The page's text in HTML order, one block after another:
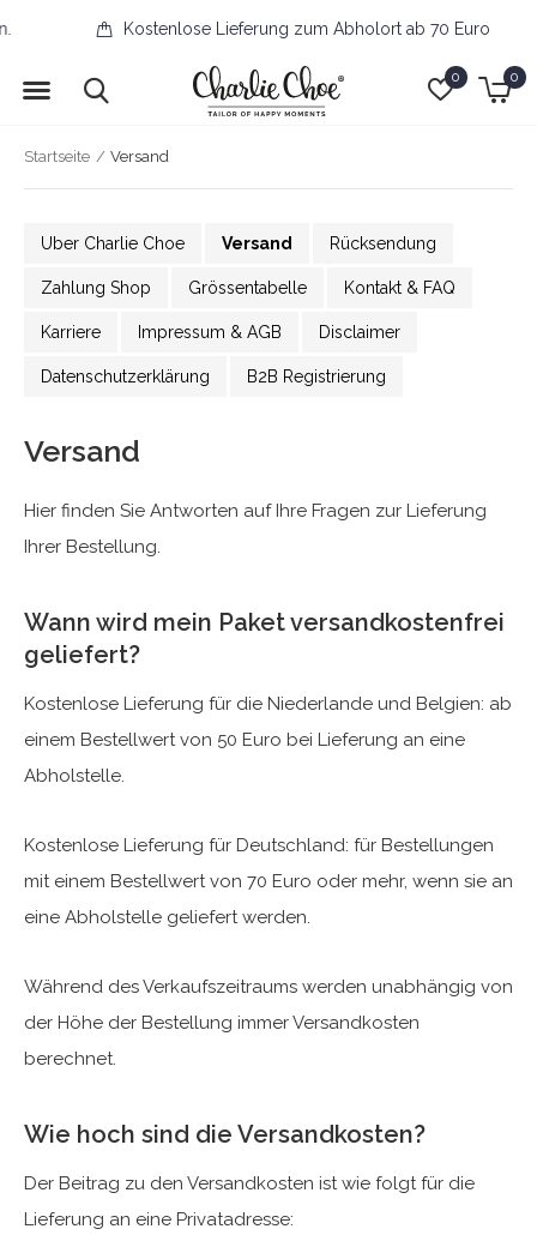
0 0
Kostenlose Lieferung zum Abholort ab 70 Euro
Startseite Versand
Uber Charlie Choe Versand Rücksendung
Zahlung Shop Grössentabelle Kontakt & FAQ
Karriere Impressum & AGB Disclaimer
Datenschutzerklärung B2B Registrierung
Versand
Hier finden Sie Antworten auf Ihre Fragen zur Lieferung
Ihrer Bestellung.
Wann wird mein Paket versandkostenfrei
geliefert?
Kostenlose Lieferung für die Niederlande und Belgien: ab
einem Bestellwert von 50 Euro bei Lieferung an eine
Abholstelle.
Kostenlose Lieferung für Deutschland: für Bestellungen
mit einem Bestellwert von 70 Euro oder mehr, wenn sie an
eine Abholstelle geliefert werden.
Während des Verkaufszeitraums werden unabhängig von
der Höhe der Bestellung immer Versandkosten
berechnet.
Wie hoch sind die Versandkosten?
Der Beitrag zu den Versandkosten ist wie folgt für die
Lieferung an eine Privatadresse: